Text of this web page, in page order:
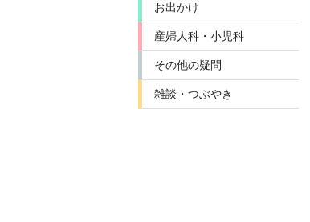
お出かけ
産婦人科・小児科
その他の疑問
雑談・つぶやき